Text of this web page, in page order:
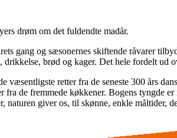
drøm om det fuldendte madår.
gang og sæsonernes skiftende råvarer
drikkelse, brød og kager. Det hele fordelt ud
væsentligste retter fra de seneste 300 års
fra de fremmede køkkener. Bogens tyngde
naturen giver os, til skønne, enkle måltider,